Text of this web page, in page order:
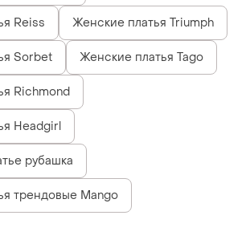
Reiss Женские платья Triumph
Sorbet Женские платья Tago
Richmond
Headgirl
рубашка
трендовые Mango